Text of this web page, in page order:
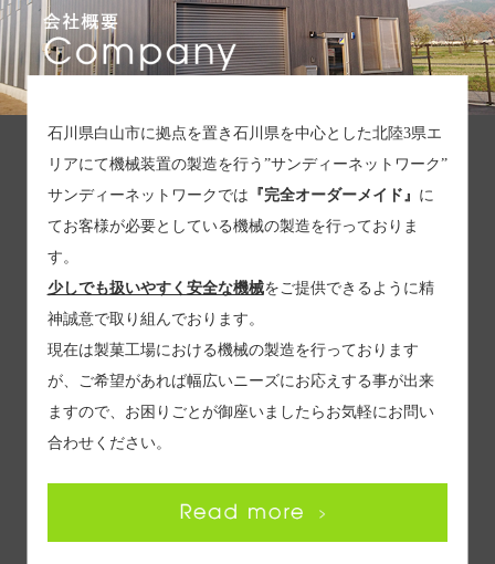
石川県白山市に拠点を置き石川県を中心とした北陸3県エ
リアにて機械装置の製造を行う”サンディーネットワーク”
サンディーネットワークでは 『完全オーダーメイド』 に
てお客様が必要としている機械の製造を行っておりま
す。
少しでも扱いやすく安全な機械をご提供できるように精
神誠意で取り組んでおります。
現在は製菓工場における機械の製造を行っております
が、ご希望があれば幅広いニーズにお応えする事が出来
ますので、お困りごとが御座いましたらお気軽にお問い
合わせください。